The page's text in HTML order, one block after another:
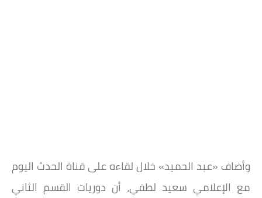
وأضاف «عبد الحميد» خلال لقاءه على قناة الحدث اليوم
مع الإعلامي سعيد لطفي، أن دوريات القسم الثاني